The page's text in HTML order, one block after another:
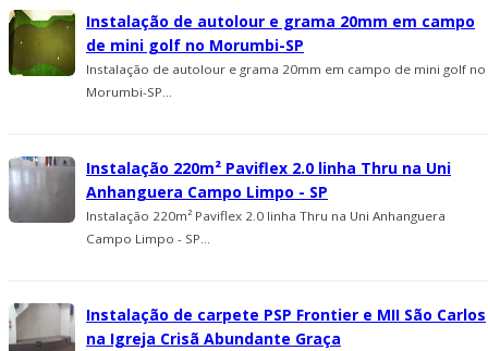
Instalação de autolour e grama 20mm em campo
de mini golf no Morumbi-SP
Instalação de autolour e grama 20mm em campo de mini golf no
Morumbi-SP...
Instalação 220m² Paviflex 2.0 linha Thru na Uni
Anhanguera Campo Limpo - SP
Instalação 220m² Paviflex 2.0 linha Thru na Uni Anhanguera
Campo Limpo - SP...
Instalação de carpete PSP Frontier e MII São Carlos
na Igreja Crisã Abundante Graça